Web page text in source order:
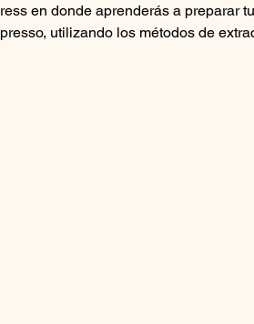
en donde aprenderás a preparar
utilizando los métodos de